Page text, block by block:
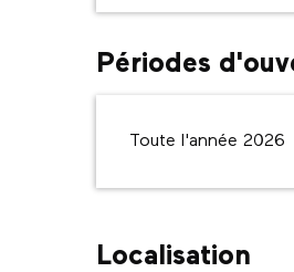
Périodes
Toute l'année 2026
Localisation